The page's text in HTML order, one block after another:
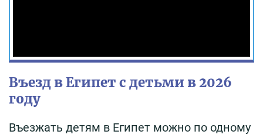
Въезд в Египет с детьми в 2026
году
Въезжать детям в Египет можно по одному